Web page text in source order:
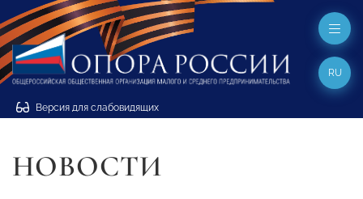
Версия для слабовидящих
RU
НОВОСТИ